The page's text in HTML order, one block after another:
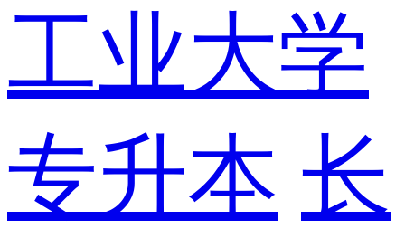
工业大学
专升本 长